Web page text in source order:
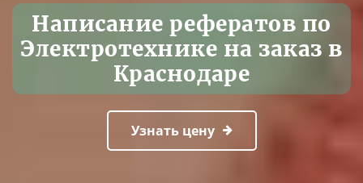
Написание рефератов по
Электротехнике на заказ в
Краснодаре
Узнать цену